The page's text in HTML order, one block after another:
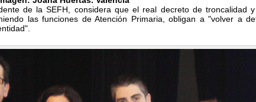
de la SEFH, considera que el real decreto de troncalidad
las funciones de Atención Primaria, obligan a "volver a